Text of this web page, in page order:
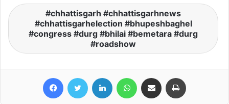
chhattisgarh #chhattisgarhnews
#chhattisgarhelection #bhupeshbaghel
#congress #durg #bhilai #bemetara #durg
#roadshow
FacebookTwitter LinkedIn WhatsAppShare via Email